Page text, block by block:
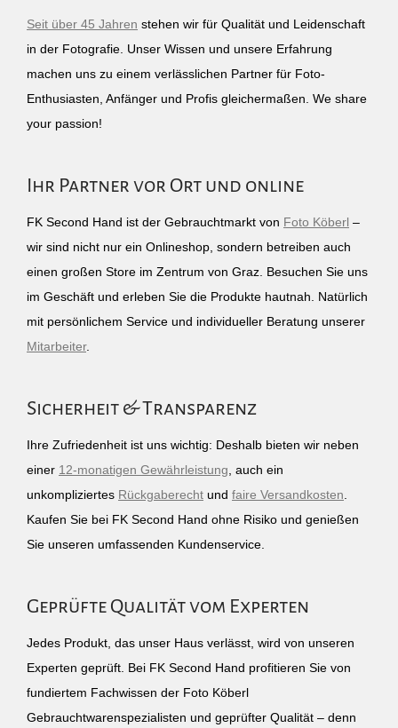
Seit über 45 Jahren stehen wir für Qualität und Leidenschaft
in der Fotografie. Unser Wissen und unsere Erfahrung
machen uns zu einem verlässlichen Partner für Foto-
Enthusiasten, Anfänger und Profis gleichermaßen. We share
your passion!
Ihr Partner vor Ort und online
FK Second Hand ist der Gebrauchtmarkt von Foto Köberl –
wir sind nicht nur ein Onlineshop, sondern betreiben auch
einen großen Store im Zentrum von Graz. Besuchen Sie uns
im Geschäft und erleben Sie die Produkte hautnah. Natürlich
mit persönlichem Service und individueller Beratung unserer
Mitarbeiter.
Sicherheit & Transparenz
Ihre Zufriedenheit ist uns wichtig: Deshalb bieten wir neben
einer 12-monatigen Gewährleistung, auch ein
unkompliziertes Rückgaberecht und faire Versandkosten.
Kaufen Sie bei FK Second Hand ohne Risiko und genießen
Sie unseren umfassenden Kundenservice.
Geprüfte Qualität vom Experten
Jedes Produkt, das unser Haus verlässt, wird von unseren
Experten geprüft. Bei FK Second Hand profitieren Sie von
fundiertem Fachwissen der Foto Köberl
Gebrauchtwarenspezialisten und geprüfter Qualität – denn